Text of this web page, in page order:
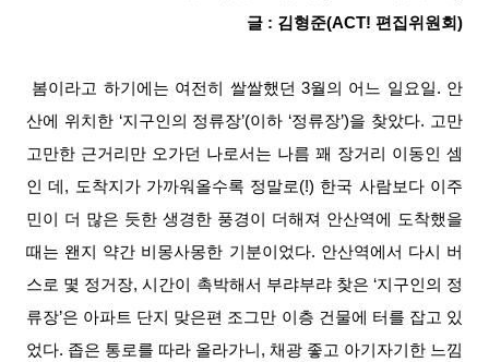
글 : 김형준(ACT! 편집위원회)
봄이라고 하기에는 여전히 쌀쌀했던 3월의 어느 일요일. 안
산에 위치한 ‘지구인의 정류장’(이하 ‘정류장’)을 찾았다. 고만
고만한 근거리만 오가던 나로서는 나름 꽤 장거리 이동인 셈
인 데, 도착지가 가까워올수록 정말로(!) 한국 사람보다 이주
민이 더 많은 듯한 생경한 풍경이 더해져 안산역에 도착했을
때는 왠지 약간 비몽사몽한 기분이었다. 안산역에서 다시 버
스로 몇 정거장, 시간이 촉박해서 부랴부랴 찾은 ‘지구인의 정
류장’은 아파트 단지 맞은편 조그만 이층 건물에 터를 잡고 있
었다. 좁은 통로를 따라 올라가니, 채광 좋고 아기자기한 느낌